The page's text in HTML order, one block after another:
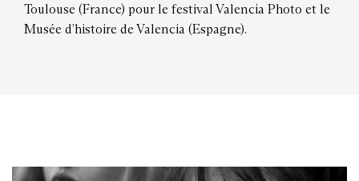
Toulouse (France) pour le festival Valencia Photo et le
Musée d’histoire de Valencia (Espagne).